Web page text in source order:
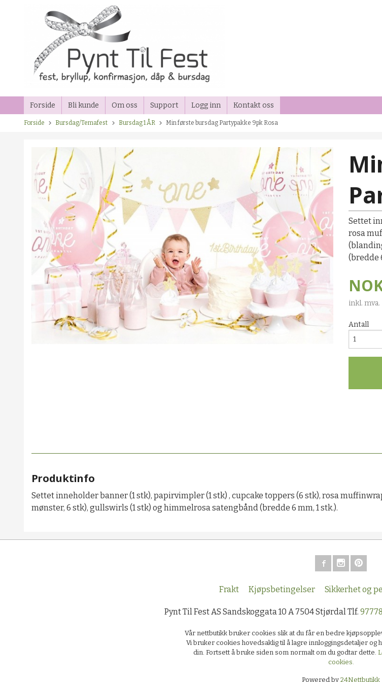
Forside Bli kunde Om oss Support Logg inn Kontakt oss
Forside Bursdag/Temafest Bursdag 1 ÅR Min første bursdag Partypakke 9pk Rosa
Settet
rosa
(bredde
inkl. mva.
Antall
Produktinfo
Settet inneholder banner (1 stk), papirvimpler (1 stk) , cupcake toppers (6 stk), rosa
mønster, 6 stk), gullswirls (1 stk) og himmelrosa satengbånd (bredde 6 mm, 1 stk.).
Frakt Kjøpsbetingelser Sikkerhet og
Pynt Til Fest AS Sandskoggata 10 A 7504 Stjørdal Tlf.
Vår nettbutikk bruker cookies slik at du får en bedre
Vi bruker cookies hovedsaklig til å lagre innloggingsdetaljer og
din. Fortsett å bruke siden som normalt om du godtar dette.
cookies.
Powered by 24Nettbutikk